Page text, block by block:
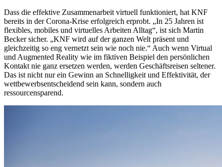
Dass die effektive Zusammenarbeit virtuell funktioniert, hat KNF
bereits in der Corona-Krise erfolgreich erprobt. „In 25 Jahren ist
flexibles, mobiles und virtuelles Arbeiten Alltag“, ist sich Martin
Becker sicher. „KNF wird auf der ganzen Welt präsent und
gleichzeitig so eng vernetzt sein wie noch nie.“ Auch wenn Virtual
und Augmented Reality wie im fiktiven Beispiel den persönlichen
Kontakt nie ganz ersetzen werden, werden Geschäftsreisen seltener.
Das ist nicht nur ein Gewinn an Schnelligkeit und Effektivität, der
wettbewerbsentscheidend sein kann, sondern auch
ressourcensparend.